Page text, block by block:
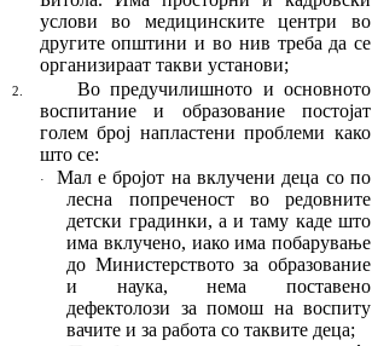
услови во медицинските центри во
другите општини и во нив треба да се
организираат такви установи;
2.
Во предучилишното и основното
воспитание и образование постојат
голем број напластени проблеми како
што се:
·
Мал е бројот на вклучени деца со по
лесна попреченост во редовните
детски градинки, а и таму кадешто
има вклучено, иако има побарување
до Министерството за образование
и наука, нема поставено
дефектолози за помош на воспиту
вачите и за работа со таквите деца;